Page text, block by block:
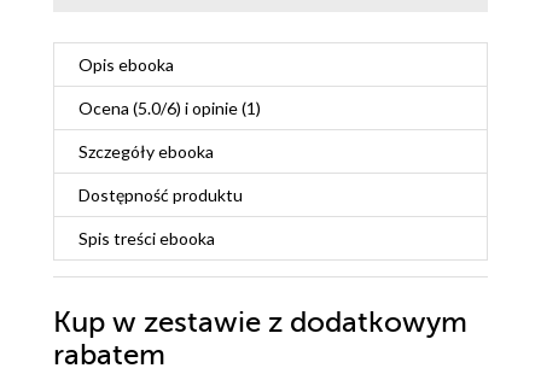
Opis ebooka
Ocena (5.0/6) i opinie (1)
Szczegółyebooka
Dostępność produktu
Spis treściebooka
Kup w zestawie z dodatkowym
rabatem